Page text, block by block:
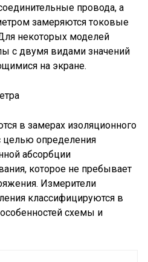
провода, а
замеряются токовые
некоторых моделей
с двумя видами значений
на экране.
в замерах изоляционного
целью определения
абсорбции
которое не пребывает
Измерители
классифицируются в
схемы и